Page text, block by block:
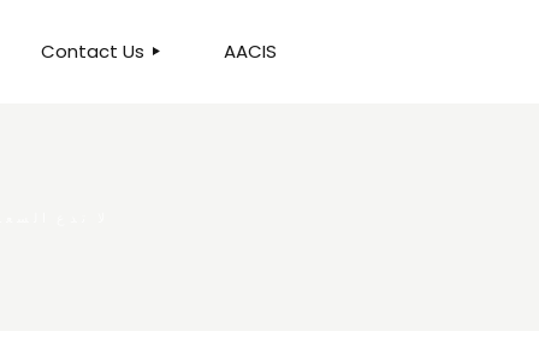
Contact Us AACIS